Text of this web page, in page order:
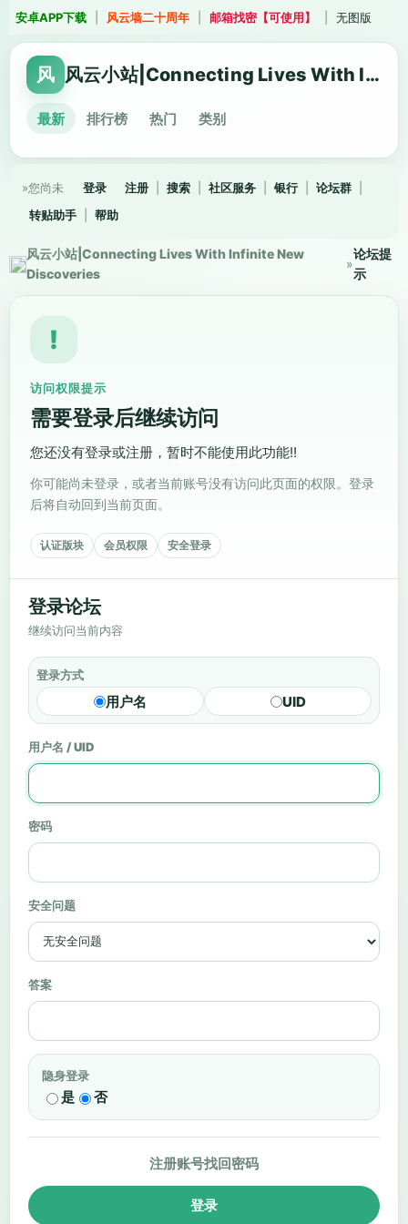
安卓APP下载 风云墙二十周年 邮箱找密【可使用】 无图版
风 风云小站|Connecting Lives With Infinite New Discoveries
最新 排行榜 热门 类别
»您尚未 登录 注册 搜索 社区服务 银行 论坛群
转贴助手
帮助
风云小站|Connecting Lives With Infinite New
Discoveries
»
论坛提
示
!
访问权限提示
需要登录后继续访问
您还没有登录或注册，暂时不能使用此功能!!
你可能尚未登录，或者当前账号没有访问此页面的权限。登录
后将自动回到当前页面。
认证版块 会员权限 安全登录
登录论坛
继续访问当前内容
登录方式
用户名 UID
用户名 / UID
密码
安全问题
答案
隐身登录
是 否
注册账号找回密码
登录